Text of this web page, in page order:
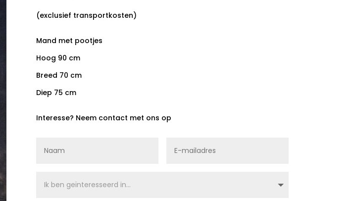
(exclusief transportkosten)
Mand met pootjes
Hoog 90 cm
Breed 70 cm
Diep 75 cm
Interesse? Neem contact met ons op